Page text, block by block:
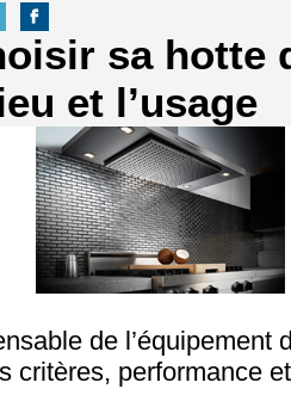
sa hotte
et l’usage
de l’équipement
critères, performance